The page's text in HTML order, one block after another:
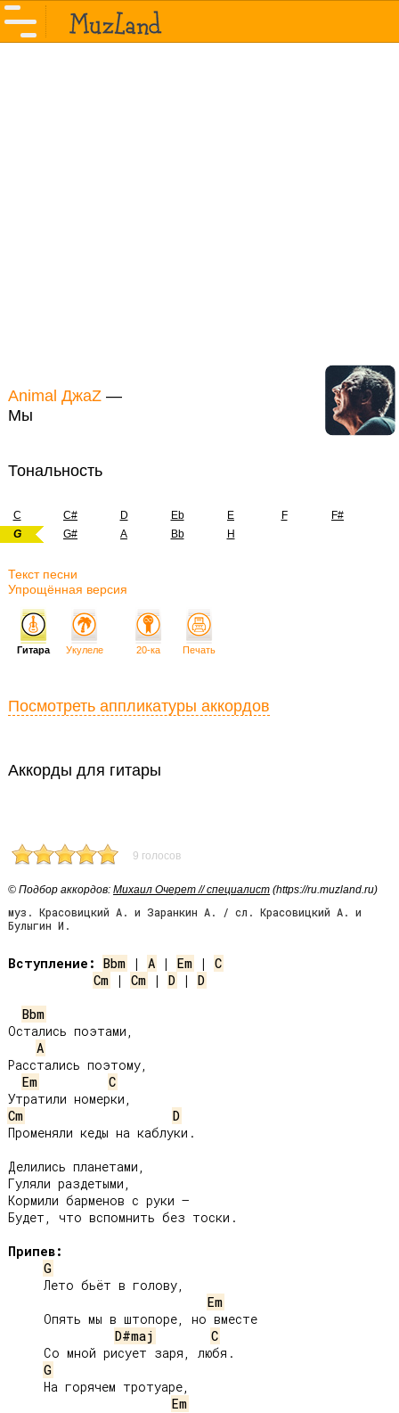
Animal ДжаZ —
Мы
Тональность
C C# D Eb E F
F#
G
G# A Bb H
Текст песни
Упрощённая версия
Аккорды для гитары
9 голосов
© Подбор аккордов: Михаил Очерет // специалист (https://ru.muzland.ru)
муз. Красовицкий А. и Заранкин А. / сл. Красовицкий А. и
Булыгин И.
Вступление: Bbm | A | Em | C
Cm | Cm | D | D
Bbm
Остались поэтами,
A
Расстались поэтому,
Em
C
Cm
D
Променяли кеды на каблуки.
Делились планетами,
Гуляли раздетыми,
Кормили барменов с руки –
Будет, что вспомнить без тоски.
Припев:
G
Em
D#maj
C
G
Em
Гитара Укулеле 20-ка Печать
Посмотреть аппликатуры аккордов